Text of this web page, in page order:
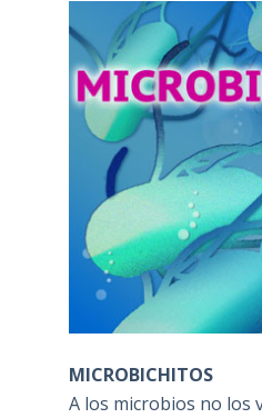
MICROBICHITOS
A los microbios no los